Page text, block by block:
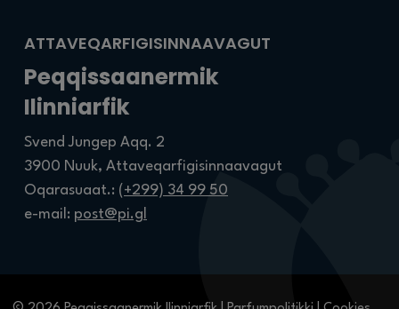
ATTAVEQARFIGISINNAAVAGUT
Peqqissaanermik
Ilinniarfik
Svend Jungep Aqq. 2
3900 Nuuk, Attaveqarfigisinnaavagut
Oqarasuaat.: (+299) 34 99 50
e-mail: post@pi.gl